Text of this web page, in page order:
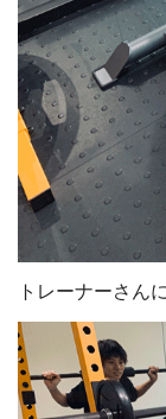
トレーナーさん